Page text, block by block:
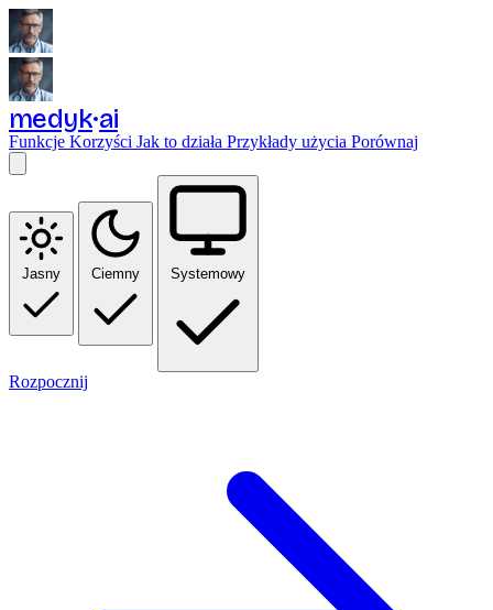
medyk ai
Funkcje Korzyści Jak to działa Przykłady użycia Porównaj
Jasny Ciemny Systemowy
Rozpocznij